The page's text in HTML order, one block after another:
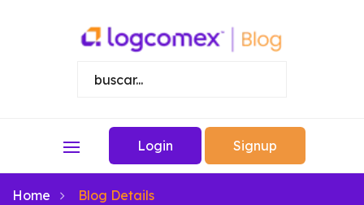
Login Signup
Home Blog Details